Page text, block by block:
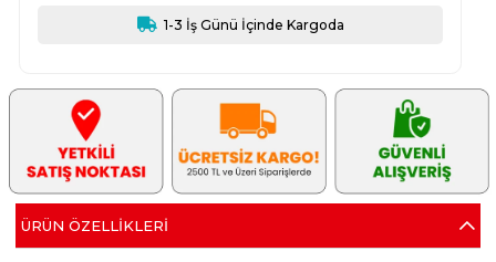
1-3 İş Günü İçinde Kargoda
ÜRÜN ÖZELLIKLERI